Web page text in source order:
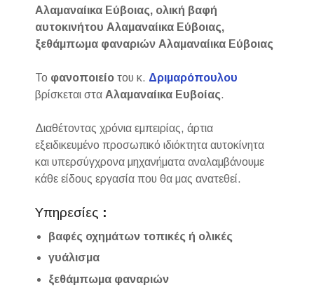
Αλαμαναίικα Εύβοιας, ολική βαφή
αυτοκινήτου Αλαμαναίικα Εύβοιας,
ξεθάμπωμα φαναριών Αλαμαναίικα Εύβοιας
Το φανοποιείο του κ. Δριμαρόπουλου
βρίσκεται στα Αλαμαναίικα Ευβοίας.
Διαθέτοντας χρόνια εμπειρίας, άρτια
εξειδικευμένο προσωπικό ιδιόκτητα αυτοκίνητα
και υπερσύγχρονα μηχανήματα αναλαμβάνουμε
κάθε είδους εργασία που θα μας ανατεθεί.
Υπηρεσίες :
βαφές οχημάτων τοπικές ή ολικές
γυάλισμα
ξεθάμπωμα φαναριών